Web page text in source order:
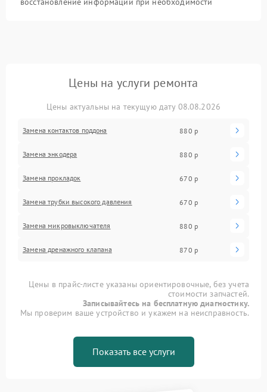
Цены на услуги ремонта
Цены актуальны на текущую дату 08.08.2026
Замена контактов поддона 880 р
Замена энкодера 880 р
Замена прокладок 670 р
Замена трубки высокого давления 670 р
Замена микровыключателя 880 р
Замена дренажного клапана 870 р
Цены в прайс-листе указаны ориентировочные, без учета
стоимости запчастей.
Записывайтесь на бесплатную диагностику.
Мы проверим ваше устройство и укажем на неисправность.
Показать все услуги